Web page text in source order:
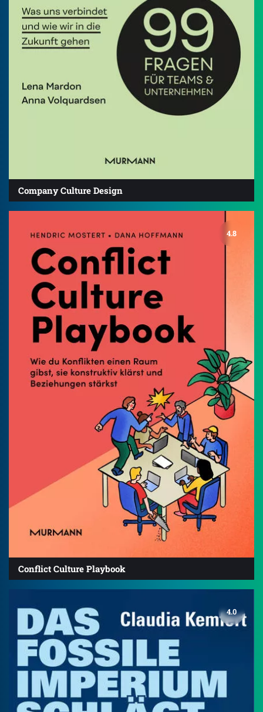
Company Culture Design
4.8
Conflict Culture Playbook
4.0